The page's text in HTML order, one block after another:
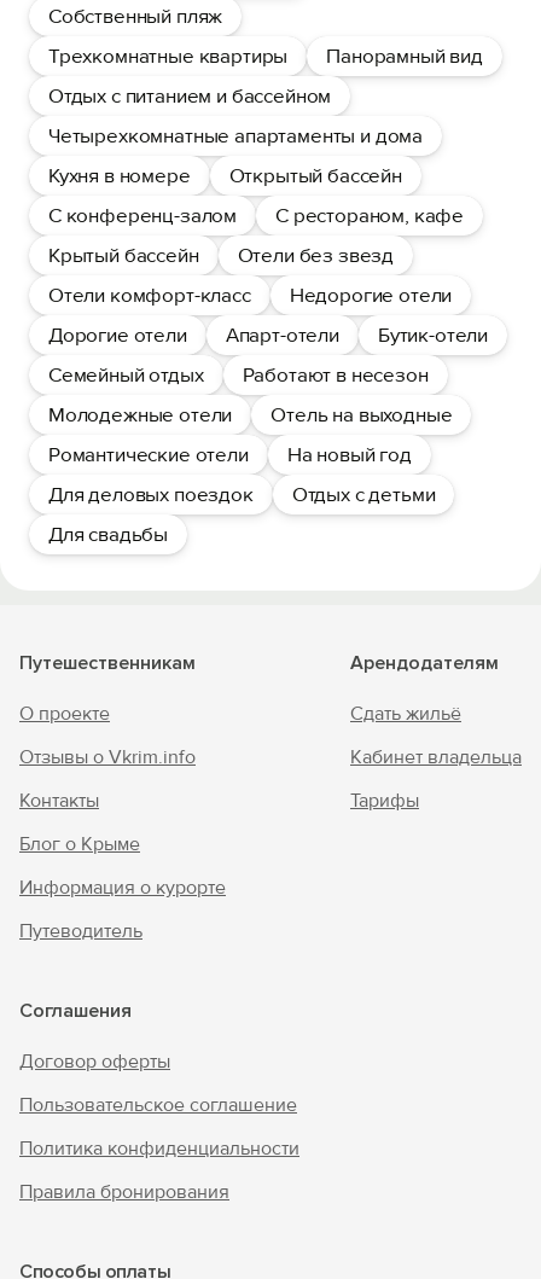
Собственный пляж
Трехкомнатные квартиры
Панорамный вид
Отдых с питанием и бассейном
Четырехкомнатные апартаменты и дома
Кухня в номере
Открытый бассейн
С конференц-залом
С рестораном, кафе
Крытый бассейн
Отели без звезд
Отели комфорт-класс
Недорогие отели
Дорогие отели
Апарт-отели
Бутик-отели
Семейный отдых
Работают в несезон
Молодежные отели
Отель на выходные
Романтические отели
На новый год
Для деловых поездок
Отдых с детьми
Для свадьбы
Путешественникам
О проекте
Отзывы о Vkrim.info
Контакты
Блог о Крыме
Информация о курорте
Путеводитель
Арендодателям
Сдать жильё
Кабинет владельца
Тарифы
Соглашения
Договор оферты
Пользовательское соглашение
Политика конфиденциальности
Правила бронирования
Способы оплаты